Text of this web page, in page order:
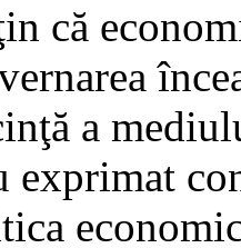
că
a
exprimat